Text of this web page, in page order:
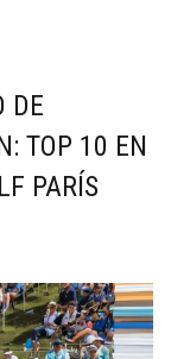
n
l
a
DE
TOP 10 EN
PARÍS